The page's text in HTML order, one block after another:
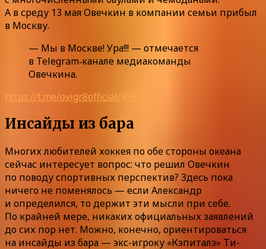
А в среду 13 мая Овечкин в компании семьи прибыл
в Москву.
— Мы в Москве! Ура!!! — отмечается
в Telegram‑канале медиакоманды
Овечкина.
https://t.me/ovigr8official/4592
Инсайды из бара
Многих любителей хоккея по обе стороны океана
сейчас интересует вопрос: что решил Овечкин
по поводу спортивных перспектив? Здесь пока
ничего не поменялось — если Александр
и определился, то держит эти мысли при себе.
По крайней мере, никаких официальных заявлений
до сих пор нет. Можно, конечно, ориентироваться
на инсайды из бара — экс-игроку «Кэпиталз» Ти-